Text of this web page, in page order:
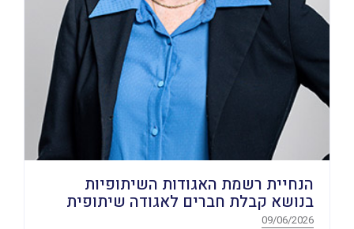
הנחיית רשמת האגודות השיתופיות
בנושא קבלת חברים לאגודה שיתופית
09/06/2026